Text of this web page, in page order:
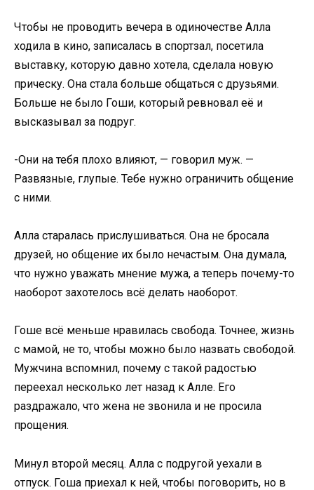
Чтобы не проводить вечера в одиночестве Алла
ходила в кино, записалась в спортзал, посетила
выставку, которую давно хотела, сделала новую
прическу. Она стала больше общаться с друзьями.
Больше не было Гоши, который ревновал её и
высказывал за подруг.
-Они на тебя плохо влияют, — говорил муж. —
Развязные, глупые. Тебе нужно ограничить общение
с ними.
Алла старалась прислушиваться. Она не бросала
друзей, но общение их было нечастым. Она думала,
что нужно уважать мнение мужа, а теперь почему-то
наоборот захотелось всё делать наоборот.
Гоше всё меньше нравилась свобода. Точнее, жизнь
с мамой, не то, чтобы можно было назвать свободой.
Мужчина вспомнил, почему с такой радостью
переехал несколько лет назад к Алле. Его
раздражало, что жена не звонила и не просила
прощения.
Минул второй месяц. Алла с подругой уехали в
отпуск. Гоша приехал к ней, чтобы поговорить, но в